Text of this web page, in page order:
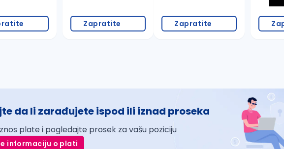
Zapratite Zapratite
da li zarađujete ispod ili iznad proseka
plate i pogledajte prosek za vašu poziciju
informaciju o plati